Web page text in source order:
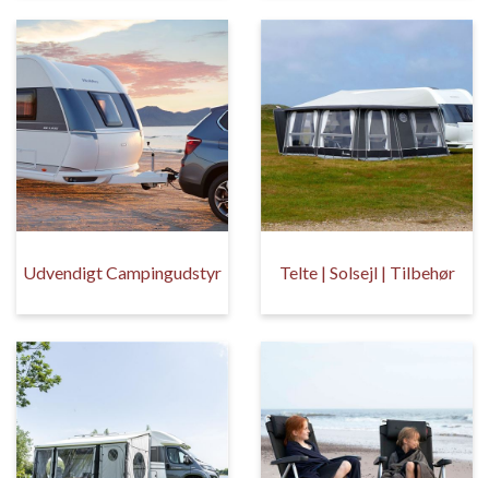
Udvendigt Campingudstyr Telte | Solsejl | Tilbehør